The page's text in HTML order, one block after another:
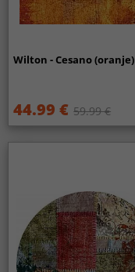
Wilton - Cesano (oranje)
44.99 € 59.99 €